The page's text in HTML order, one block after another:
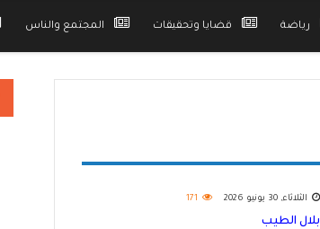
رياضة قضايا وتحقيقات المجتمع والناس
الثلاثاء, 30 يونيو 2026 171
بلال الطيب